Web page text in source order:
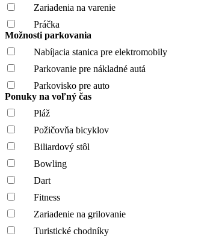
Zariadenia na varenie
Práčka
Možnosti parkovania
Nabíjacia stanica pre elektromobily
Parkovanie pre nákladné autá
Parkovisko pre auto
Ponuky na voľný čas
Pláž
Požičovňa bicyklov
Biliardový stôl
Bowling
Dart
Fitness
Zariadenie na grilovanie
Turistické chodníky